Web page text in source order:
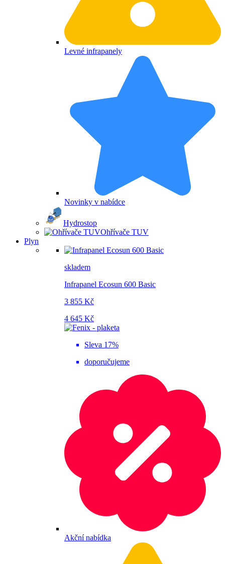
Levné infrapanely
Novinky v nabídce
Hydrostop
Ohřívače TUV
Plyn
skladem
Infrapanel Ecosun 600 Basic
3 855 Kč
4 645 Kč
Sleva 17%
doporučujeme
Akční nabídka